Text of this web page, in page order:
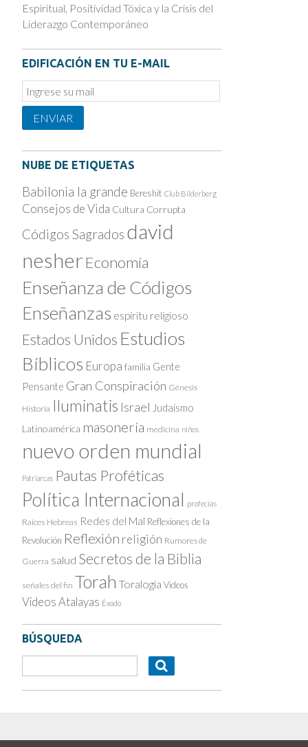
Espiritual, Positividad Tóxica y la Crisis del
Liderazgo Contemporáneo
EDIFICACIÓN EN TU E-MAIL
Email
Subscription
ENVIAR
NUBE DE ETIQUETAS
Babilonia la grande Bereshit Club Bilderberg
Consejos de Vida Cultura Corrupta
Códigos Sagrados david
nesher Economía
Enseñanza de Códigos
Enseñanzas espíritu religioso
Estados Unidos Estudios
Bíblicos Europa familia Gente
Pensante Gran Conspiración Génesis
Historia Iluminatis Israel Judaísmo
Latinoamérica masonería medicina niños
nuevo orden mundial
Patriarcas Pautas Proféticas
Política Internacional profecías
Raíces Hebreas Redes del Mal Reflexiones de la
Revolución Reflexión religión Rumores de
Guerra salud Secretos de la Biblia
señales del fin Torah Toralogía Videos
Videos Atalayas Éxodo
BÚSQUEDA